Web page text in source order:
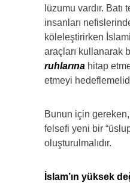
lüzumu vardır.
insanları
köleleştirirken
araçları kullanarak
ruhlarına hitap
etmeyi
Bunun için
felsefi yeni bir
oluşturulmalıdır.
İslam’ın yüksek